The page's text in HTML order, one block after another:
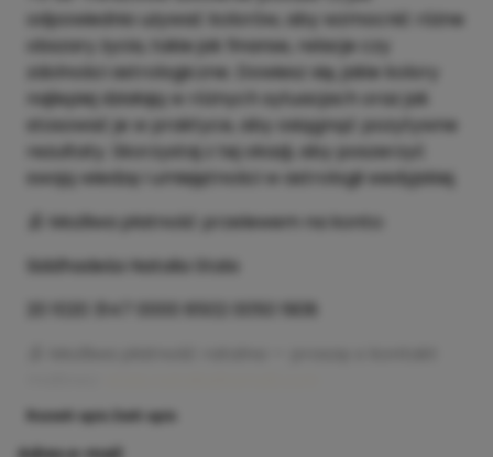
odpowiednio używać kolorów, aby wzmocnić różne
obszary życia, takie jak finanse, relacje czy
zdolności astrologiczne. Dowiesz się, jakie kolory
najlepiej działają w różnych sytuacjach oraz jak
stosować je w praktyce, aby osiągnąć pozytywne
rezultaty. Skorzystaj z tej okazji, aby poszerzyć
swoją wiedzę i umiejętności w astrologii wedyjskiej.
🕉️ Możliwa płatność przelewem na konto:
Siddhadeśa Natalia Stala
Rozwiń opis Zwiń opis